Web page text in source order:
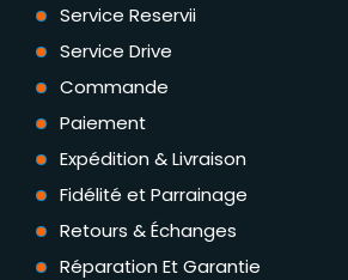
Service Reservii
Service Drive
Commande
Paiement
Expédition & Livraison
Fidélité et Parrainage
Retours & Échanges
Réparation Et Garantie